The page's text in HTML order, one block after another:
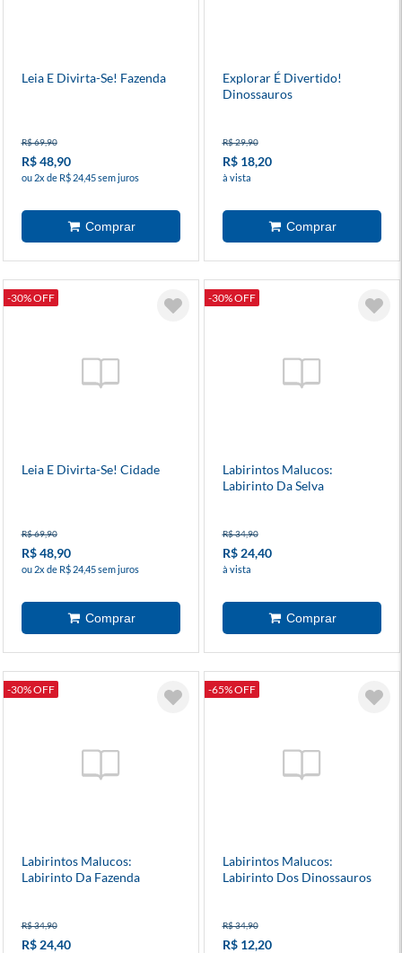
Leia E Divirta-Se! Fazenda
R$ 69,90
R$ 48,90
ou 2x de R$ 24,45 sem juros
Explorar É Divertido!
Dinossauros
R$ 29,90
R$ 18,20
à vista
-30% OFF
Leia E Divirta-Se! Cidade
R$ 69,90
R$ 48,90
ou 2x de R$ 24,45 sem juros
-30% OFF
Labirintos Malucos:
Labirinto Da Selva
R$ 34,90
R$ 24,40
à vista
-30% OFF
Labirintos Malucos:
Labirinto Da Fazenda
R$ 34,90
R$ 24,40
-65% OFF
Labirintos Malucos:
Labirinto Dos Dinossauros
R$ 34,90
R$ 12,20